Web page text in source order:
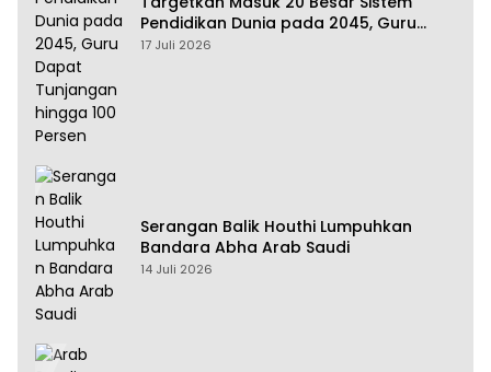
Pendidikan Dunia pada 2045, Guru
Dapat Tunjangan hingga 100 Persen
17 Juli 2026
Serangan Balik Houthi Lumpuhkan
Bandara Abha Arab Saudi
14 Juli 2026